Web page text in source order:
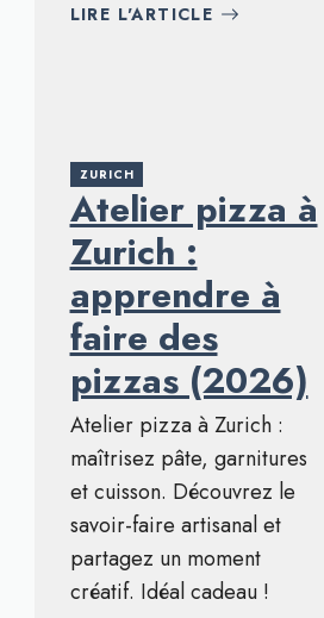
LIRE L'ARTICLE
ZURICH
Atelier pizza à
Zurich :
apprendre à
faire des
pizzas (2026)
Atelier pizza à Zurich :
maîtrisez pâte, garnitures
et cuisson. Découvrez le
savoir-faire artisanal et
partagez un moment
créatif. Idéal cadeau !